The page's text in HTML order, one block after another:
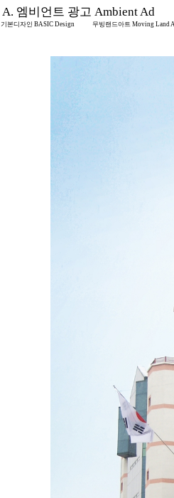
A. 엠비언트 광고 Ambient Ad
기본디자인 BASIC Design 무빙랜드아트 Moving Land